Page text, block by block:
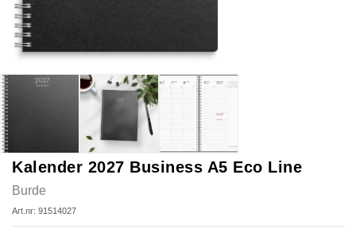
Kalender 2027 Business A5 Eco Line
Burde
Art.nr: 91514027